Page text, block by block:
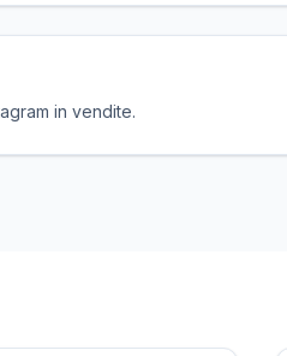
in vendite.